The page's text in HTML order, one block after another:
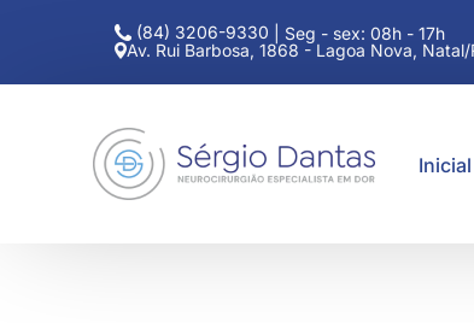
(84) 3206-9330
Seg - sex: 08h - 17h
Av. Rui Barbosa, 1868 - Lagoa Nova, Natal/
Inicial